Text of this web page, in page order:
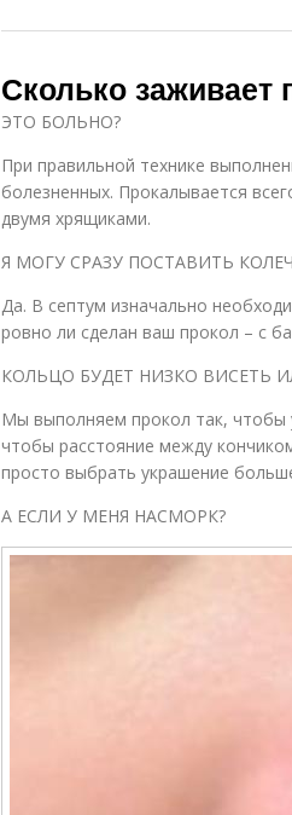
Сколько заживает
ЭТО БОЛЬНО?
При правильной технике
болезненных. Прокалывается
двумя хрящиками.
Я МОГУ СРАЗУ ПОСТАВИТЬ
Да. В септум изначально
ровно ли сделан ваш прокол – с
КОЛЬЦО БУДЕТ НИЗКО ВИСЕТЬ
Мы выполняем прокол так, чтобы
чтобы расстояние между
просто выбрать украшение
А ЕСЛИ У МЕНЯ НАСМОРК?